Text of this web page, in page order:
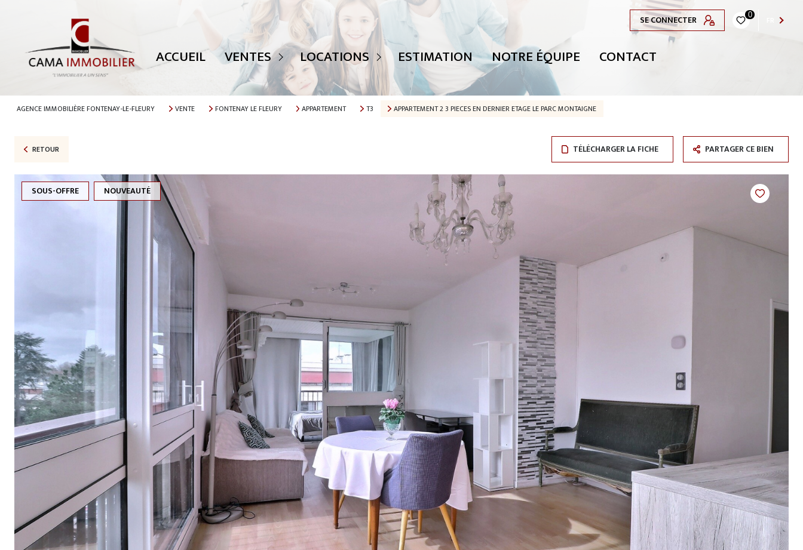
SE CONNECTER 0
ACCUEIL VENTES
TOUTES NOS ANNONCES
APPARTEMENTS
PARKING
LOCATIONS
TOUTES NOS ANNONCES
MAISONS
APPARTEMENTS
ESTIMATION NOTRE ÉQUIPE CONTACT
AGENCE IMMOBILIÈRE FONTENAY-LE-FLEURY VENTE FONTENAY LE FLEURY APPARTEMENT T3 APPARTEMENT 2 3 PIECES EN DERNIER ETAGE LE PARC MONTAIGNE
RETOUR TÉLÉCHARGER LA FICHE PARTAGER CE BIEN
SOUS-OFFRE NOUVEAUTÉ